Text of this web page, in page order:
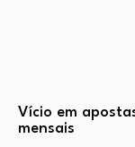
Vício em
mensais